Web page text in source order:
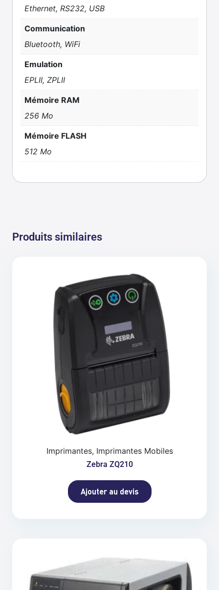
Ethernet, RS232, USB
Communication
Bluetooth, WiFi
Emulation
EPLII, ZPLII
Mémoire RAM
256 Mo
Mémoire FLASH
512 Mo
Produits similaires
Imprimantes, Imprimantes Mobiles
Zebra ZQ210
Ajouter au devis